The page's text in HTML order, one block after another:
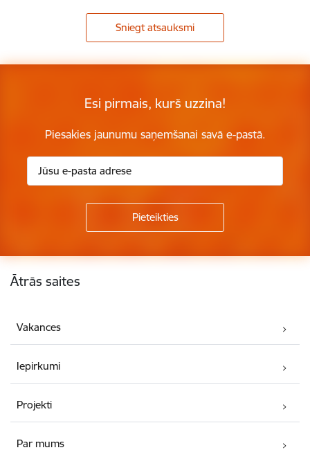
Sniegt atsauksmi
Esi pirmais, kurš uzzina!
Piesakies jaunumu saņemšanai savā e-pastā.
Kājene
Ātrās saites
Vakances
Iepirkumi
Projekti
Par mums